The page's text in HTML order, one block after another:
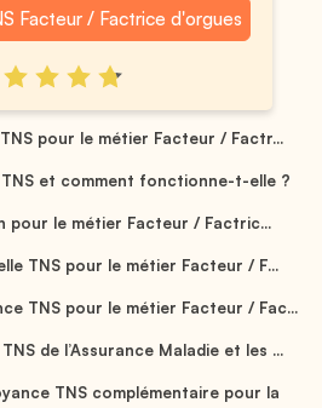
Facteur / Factrice d'orgues
pour le métier Facteur / Factr...
TNS et comment fonctionne-t-elle ?
pour le métier Facteur / Factric...
TNS pour le métier Facteur / F...
TNS pour le métier Facteur / Fac...
de l’Assurance Maladie et les ...
TNS complémentaire pour la